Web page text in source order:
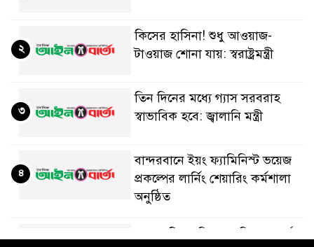
কিসের হাসিনা! শুধু আওয়াজ-
টাওয়াজ শোনা যায়: স্বরাষ্ট্রমন্ত্রী
২
তিন দিনের মধ্যে গ্যাস সরবরাহ
স্বাভাবিক হবে: জ্বালানি মন্ত্রী
৩
বান্দরবানে ইয়ং ফ্যামিনিস্ট ভয়েজ
প্রকল্পের লার্নিং শেয়ারিং কর্মশালা
অনুষ্ঠিত
৪